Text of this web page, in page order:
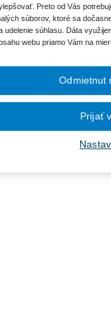
otázky, prípadne prístup
Komplexné právne predpisy
a komunitných portálov
Preto od Vás
súborov, ktoré sa
udelenie súhlasu. Dáta
webu priamo Vám na
Odmietnut
Prijať